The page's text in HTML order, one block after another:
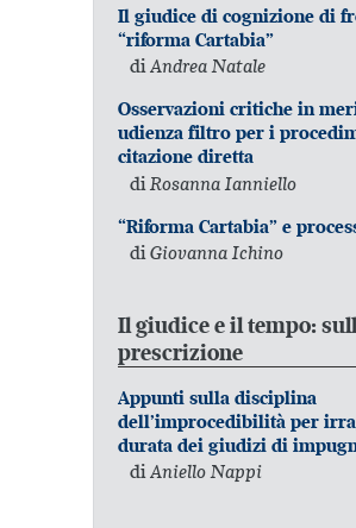
Il giudice di cognizione di
“riforma Cartabia”
diAndrea Natale
Osservazioni critiche in
udienza filtro per i
citazione diretta
di Rosanna Ianniello
“Riforma Cartabia” e
diGiovanna Ichino
Il giudice e il tempo:
prescrizione
Appunti sulla disciplina
dell’improcedibilità per
durata dei giudizi di
diAniello Nappi